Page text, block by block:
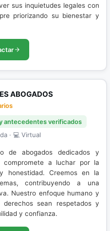
sus inquietudes legales con
priorizando su bienestar y
ABOGADOS
antecedentes verificados
· 💻 Virtual
de abogados dedicados y
compromete a luchar por la
honestidad. Creemos en la
contribuyendo a una
Nuestro enfoque humano y
sean respetados y
y confianza.